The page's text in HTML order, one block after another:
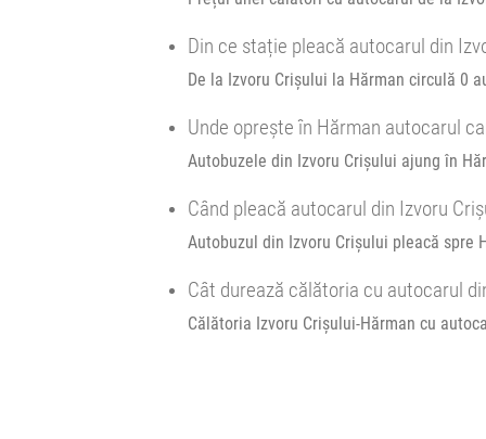
Hărman Sens Giratoriu DN
Durată:
min
Zile
L M
Din ce stație pleacă autocarul din
De la Izvoru Crișului la Hărman circulă 0
Unde oprește în Hărman autocarul
Autobuzele din Izvoru Crișului ajung în
Când pleacă autocarul din Izvoru
Autobuzul din Izvoru Crișului pleacă spre
Cât durează călătoria cu autocarul
Călătoria Izvoru Crișului-Hărman cu